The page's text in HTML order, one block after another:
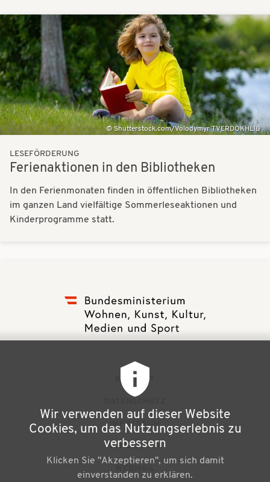
Bilder
Shutterstock.com/Volodymyr TVERDOKHLIB
LESEFÖRDERUNG
Ferienaktionen in den Bibliotheken
In den Ferienmonaten finden in öffentlichen Bibliotheken
im ganzen Land vielfältige Sommerleseaktionen und
Kinderprogramme statt.
ß
e
KONTAKT
IMPRESSUM
NEWSLETTER
Wir verwenden auf dieser Website
Cookies, um das Nutzungserlebnis zu
verbessern
Klicken Sie "Akzeptieren", um sich damit
einverstanden zu erklären.